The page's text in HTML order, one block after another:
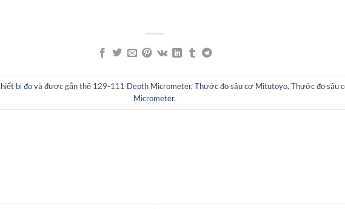
bị đovà được gắn thẻ 129-111 Depth Micrometer,Thước đo sâu cơ Mitutoyo,Thước đo sâu
Micrometer.